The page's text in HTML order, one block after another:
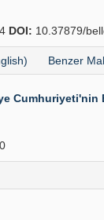
DOI: 10.37879/
Benzer